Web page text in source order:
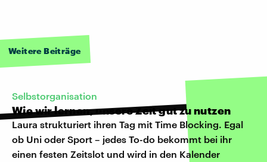
Weitere Beiträge
Selbstorganisation
Wie wir lernen, unsere Zeit gut zu nutzen
Laura strukturiert ihren Tag mit Time Blocking. Egal
ob Uni oder Sport – jedes To-do bekommt bei ihr
einen festen Zeitslot und wird in den Kalender